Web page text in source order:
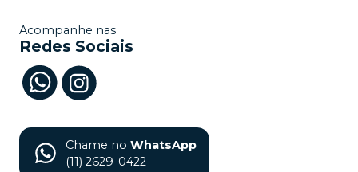
Acompanhe nas
Redes Sociais
Chame no WhatsApp
(11) 2629-0422